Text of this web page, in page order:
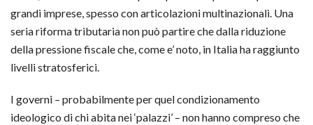
grandi imprese, spesso con articolazioni multinazionali. Una
seria riforma tributaria non può partire che dalla riduzione
della pressione fiscale che, come e’ noto, in Italia ha raggiunto
livelli stratosferici.
I governi – probabilmente per quel condizionamento
ideologico di chi abita nei ‘palazzi’ – non hanno compreso che